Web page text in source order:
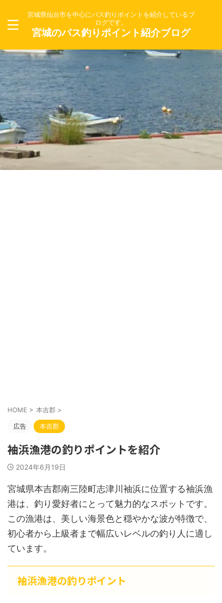
宮城県仙台市を中心にバス釣りポイントを紹介しているブ
ログです。
宮城のバス釣りポイント紹介ブログ
HOME > 本吉郡 >
広告 本吉郡
袖浜漁港の釣りポイントを紹介
2024年6月19日
宮城県本吉郡南三陸町志津川袖浜に位置する袖浜漁
港は、釣り愛好者にとって魅力的なスポットです。
この漁港は、美しい海景色と穏やかな波が特徴で、
初心者から上級者まで幅広いレベルの釣り人に適し
ています。
袖浜漁港の釣りポイント